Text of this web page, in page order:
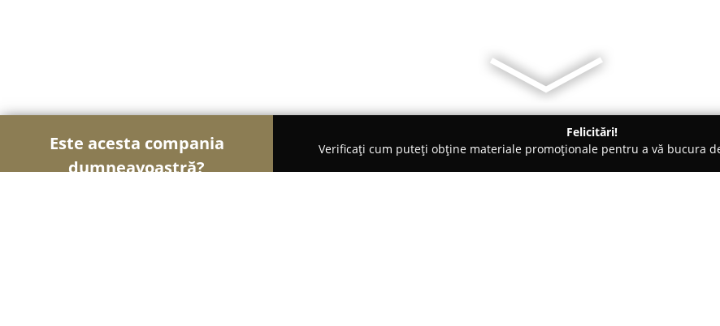
Este acesta compania
dumneavoastră?
Felicitări!
Verificați cum puteți obține materiale promoționale pentru a vă bucura